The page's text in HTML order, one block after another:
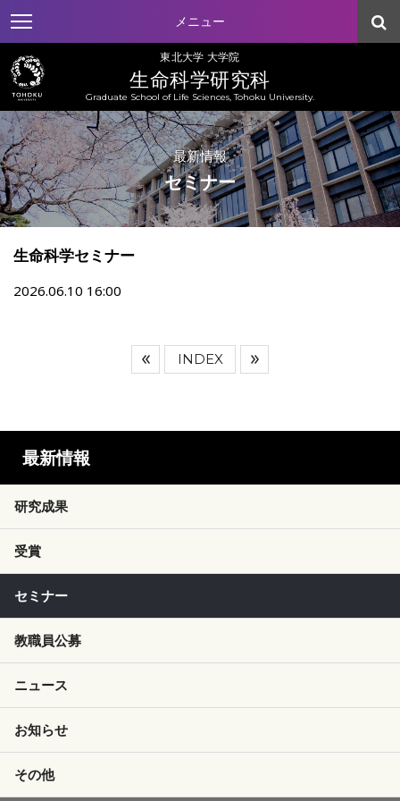
メニュー
東北大学 大学院
生命科学研究科
Graduate School of Life Sciences, Tohoku University.
最新情報
セミナー
生命科学セミナー
2026.06.10 16:00
INDEX
最新情報
研究成果
受賞
セミナー
教職員公募
ニュース
お知らせ
その他